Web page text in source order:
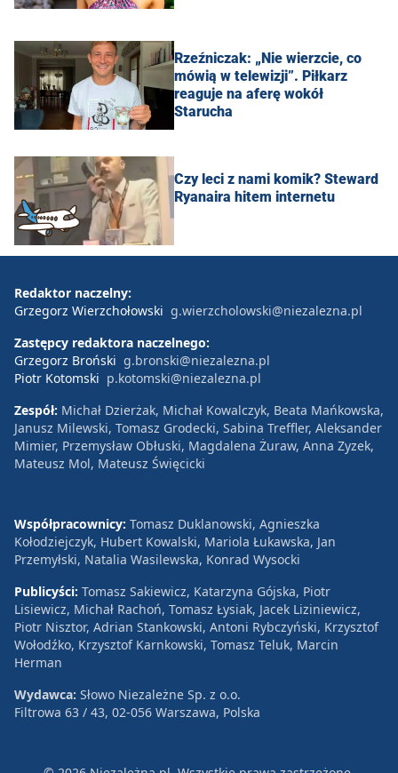
Rzeźniczak: „Nie wierzcie, co
mówią w telewizji”. Piłkarz
reaguje na aferę wokół
Starucha
Czy leci z nami komik? Steward
Ryanaira hitem internetu
Redaktor naczelny:
Grzegorz Wierzchołowski g.wierzcholowski@niezalezna.pl
Zastępcy redaktora naczelnego:
Grzegorz Broński g.bronski@niezalezna.pl
Piotr Kotomski p.kotomski@niezalezna.pl
Zespół: Michał Dzierżak, Michał Kowalczyk, Beata Mańkowska,
Janusz Milewski, Tomasz Grodecki, Sabina Treffler, Aleksander
Mimier, Przemysław Obłuski, Magdalena Żuraw, Anna Zyzek,
Mateusz Mol, Mateusz Święcicki
Współpracownicy: Tomasz Duklanowski, Agnieszka
Kołodziejczyk, Hubert Kowalski, Mariola Łukawska, Jan
Przemyłski, Natalia Wasilewska, Konrad Wysocki
Publicyści: Tomasz Sakiewicz, Katarzyna Gójska, Piotr
Lisiewicz, Michał Rachoń, Tomasz Łysiak, Jacek Liziniewicz,
Piotr Nisztor, Adrian Stankowski, Antoni Rybczyński, Krzysztof
Wołodźko, Krzysztof Karnkowski, Tomasz Teluk, Marcin
Herman
Wydawca: Słowo Niezależne Sp. z o.o.
Filtrowa 63 / 43, 02-056 Warszawa, Polska